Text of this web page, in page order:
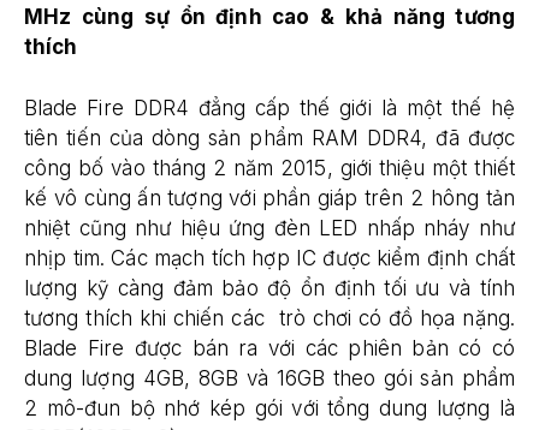
MHz cùng sự ổn định cao & khả năng tương
thích
Blade Fire DDR4 đẳng cấp thế giới là một thế hệ
tiên tiến của dòng sản phẩm RAM DDR4, đã được
công bố vào tháng 2 năm 2015, giới thiệu một thiết
kế vô cùng ấn tượng với phần giáp trên 2 hông tản
nhiệt cũng như hiệu ứng đèn LED nhấp nháy như
nhịp tim. Các mạch tích hợp IC được kiểm định chất
lượng kỹ càng đảm bảo độ ổn định tối ưu và tính
tương thích khi chiến các trò chơi có đồ họa nặng.
Blade Fire được bán ra với các phiên bản có có
dung lượng 4GB, 8GB và 16GB theo gói sản phẩm
2 mô-đun bộ nhớ kép gói với tổng dung lượng là